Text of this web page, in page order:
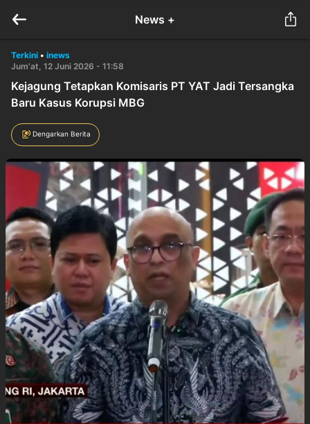
News +
Terkini • inews
Jum'at, 12 Juni 2026 - 11:58
Kejagung Tetapkan Komisaris PT YAT Jadi Tersangka
Baru Kasus Korupsi MBG
Dengarkan Berita